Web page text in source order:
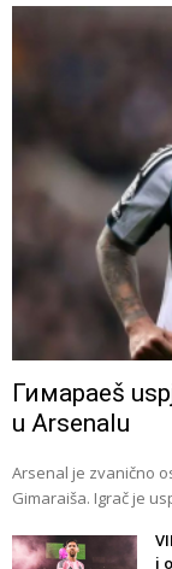
Гимараeš
u Arsenalu
Arsenal je zvanično
Gimaraiša. Igrač je
i